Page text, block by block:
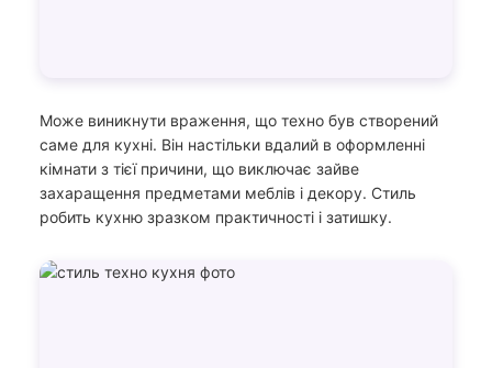
Може виникнути враження, що техно був створений
саме для кухні. Він настільки вдалий в оформленні
кімнати з тієї причини, що виключає зайве
захаращення предметами меблів і декору. Стиль
робить кухню зразком практичності і затишку.